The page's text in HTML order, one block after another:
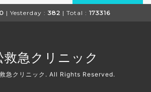
| Yesterday : 382 | Total : 173316
救急クリニック
急クリニック . All Rights Reserved.